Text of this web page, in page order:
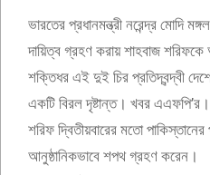
ভারতের প্রধানমন্ত্রী নরেন্দ্র মোদি
দায়িত্ব গ্রহণ করায় শাহবাজ শরিফকে
শক্তিধর এই দুই চির প্রতিদ্বন্দ্বী
একটি বিরল দৃষ্টান্ত। খবর এএফপি’র।
শরিফ দ্বিতীয়বারের মতো পাকিস্তানের
আনুষ্ঠানিকভাবে শপথ গ্রহণ করেন।